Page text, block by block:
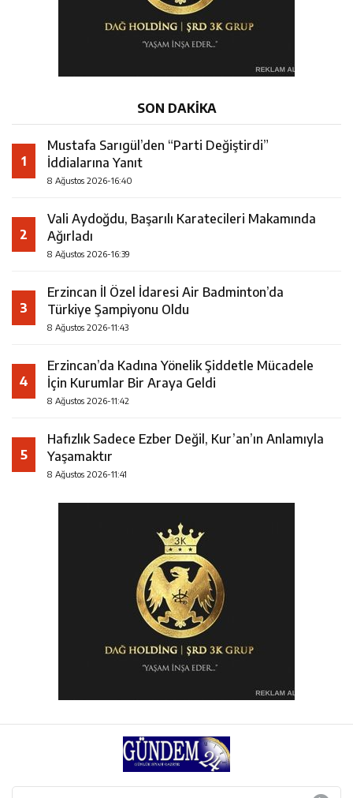
SON DAKİKA
1
Mustafa Sarıgül’den “Parti Değiştirdi”
İddialarına Yanıt
8 Ağustos 2026-16:40
2
Vali Aydoğdu, Başarılı Karatecileri Makamında
Ağırladı
8 Ağustos 2026-16:39
3
Erzincan İl Özel İdaresi Air Badminton’da
Türkiye Şampiyonu Oldu
8 Ağustos 2026-11:43
4
Erzincan’da Kadına Yönelik Şiddetle Mücadele
İçin Kurumlar Bir Araya Geldi
8 Ağustos 2026-11:42
5
Hafızlık Sadece Ezber Değil, Kur’an’ın Anlamıyla
Yaşamaktır
8 Ağustos 2026-11:41